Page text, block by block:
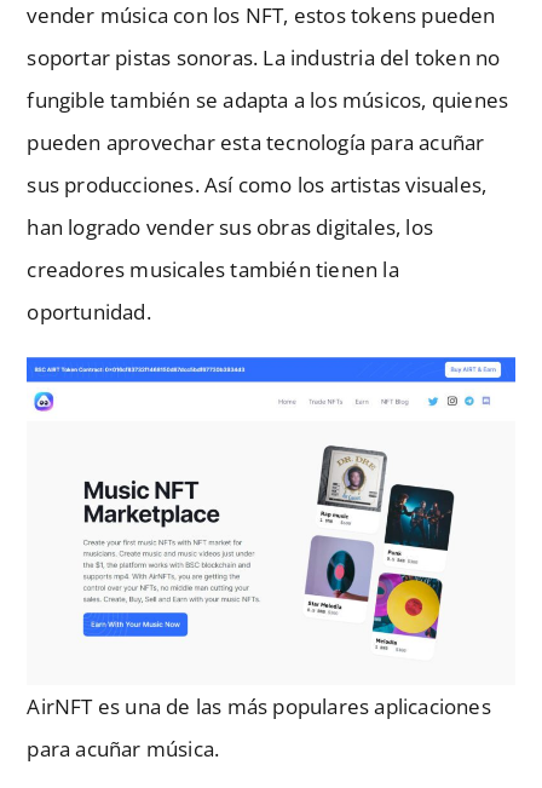
vender música con los NFT, estos tokens pueden
soportar pistas sonoras. La industria del token no
fungible también se adapta a los músicos, quienes
pueden aprovechar esta tecnología para acuñar
sus producciones. Así como los artistas visuales,
han logrado vender sus obras digitales, los
creadores musicales también tienen la
oportunidad.
AirNFT es una de las más populares aplicaciones
para acuñar música.